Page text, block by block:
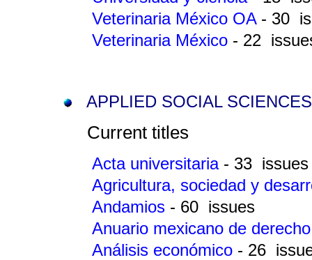
Veterinaria México OA - 30
Veterinaria México - 22
APPLIED SOCIAL SCIENCES
Current titles
Acta universitaria - 33 issues
Agricultura, sociedad y
Andamios - 60 issues
Anuario mexicano de
Análisis económico - 26